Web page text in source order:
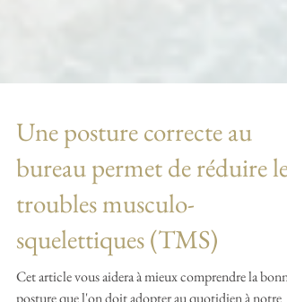
Une posture correcte au
bureau permet de réduire les
troubles musculo-
squelettiques (TMS)